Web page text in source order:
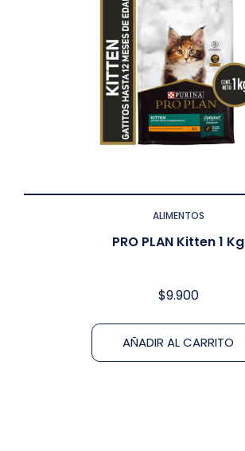
ALIMENTOS
PRO PLAN Kitten 1 Kg
$9.900
AÑADIR AL CARRITO